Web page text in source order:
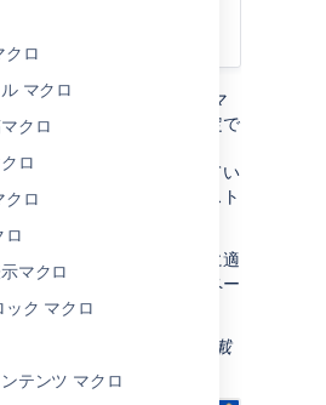
クロ
マクロ
クロ
ロ
クロ
ロ
マクロ
ック マクロ
テンツ マクロ
ージに追加すると、カスタマ
パネルのテキストを書式設定で
、および警告マクロ
と似てい
景、タイトル、およびテキスト
視覚的な効果を加える場合に適
の例のように、表のセルやペー
ネルを使用できます。
ト: 便利なリンクの一覧を記載
マクロを含むページ。